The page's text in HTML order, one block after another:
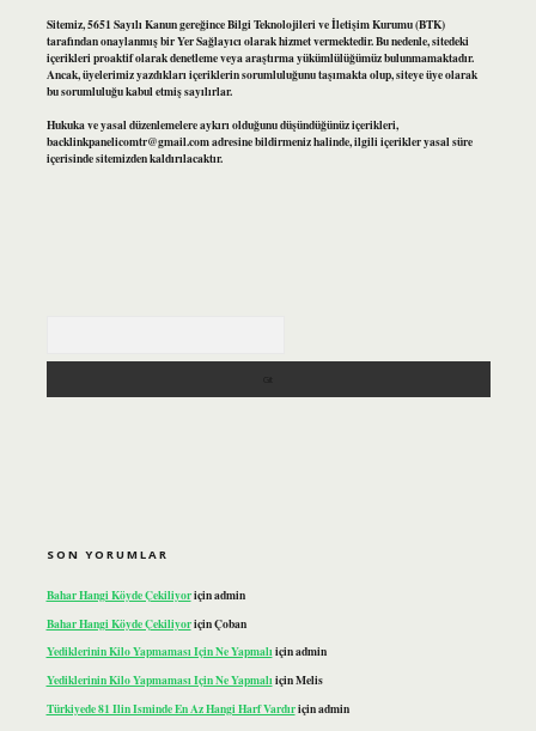
Sitemiz, 5651 Sayılı Kanun gereğince Bilgi Teknolojileri ve İletişim Kurumu (BTK)
tarafından onaylanmış bir Yer Sağlayıcı olarak hizmet vermektedir. Bu nedenle, sitedeki
içerikleri proaktif olarak denetleme veya araştırma yükümlülüğümüz bulunmamaktadır.
Ancak, üyelerimiz yazdıkları içeriklerin sorumluluğunu taşımakta olup, siteye üye olarak
bu sorumluluğu kabul etmiş sayılırlar.
Hukuka ve yasal düzenlemelere aykırı olduğunu düşündüğünüz içerikleri,
backlinkpanelicomtr@gmail.comadresine bildirmeniz halinde, ilgili içerikler yasal süre
içerisinde sitemizden kaldırılacaktır.
SON YORUMLAR
Bahar Hangi Köyde Çekiliyoriçinadmin
Bahar Hangi Köyde ÇekiliyoriçinÇoban
Yediklerinin Kilo Yapmaması Için Ne Yapmalıiçinadmin
Yediklerinin Kilo Yapmaması Için Ne YapmalıiçinMelis
Türkiyede 81 Ilin Isminde En Az Hangi Harf Vardıriçinadmin